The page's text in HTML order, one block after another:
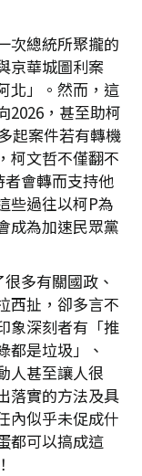
次總統所聚攏的
京華城圖利案
北」。然而，這
2026，甚至助柯
起案件若有轉機
柯文哲不僅翻不
會轉而支持他
些過往以柯P為
成為加速民眾黨
多有關國政、
西扯，卻多言不
象深刻者有「推
都是垃圾」、
人甚至讓人很
落實的方法及具
內似乎未促成什
都可以搞成這